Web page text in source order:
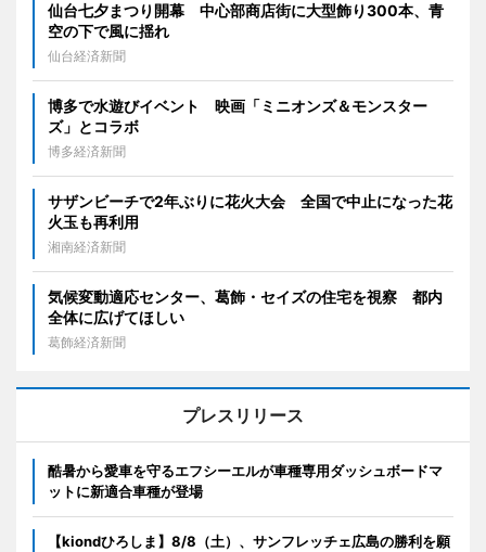
仙台七夕まつり開幕 中心部商店街に大型飾り300本、青
空の下で風に揺れ
仙台経済新聞
博多で水遊びイベント 映画「ミニオンズ＆モンスター
ズ」とコラボ
博多経済新聞
サザンビーチで2年ぶりに花火大会 全国で中止になった花
火玉も再利用
湘南経済新聞
気候変動適応センター、葛飾・セイズの住宅を視察 都内
全体に広げてほしい
葛飾経済新聞
プレスリリース
酷暑から愛車を守るエフシーエルが車種専用ダッシュボードマ
ットに新適合車種が登場
【kiondひろしま】8/8（土）、サンフレッチェ広島の勝利を願